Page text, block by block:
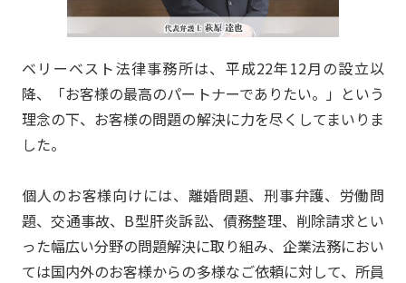
ベリーベスト法律事務所は、平成22年12月の設立以
降、「お客様の最高のパートナーでありたい。」という
理念の下、お客様の問題の解決に力を尽くしてまいりま
した。
個人のお客様向けには、離婚問題、刑事弁護、労働問
題、交通事故、B型肝炎訴訟、債務整理、削除請求とい
った幅広い分野の問題解決に取り組み、企業法務におい
ては国内外のお客様からの多様なご依頼に対して、所員